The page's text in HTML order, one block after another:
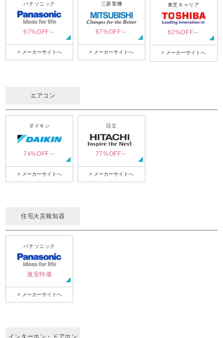
パナソニック
67%OFF～
> メーカーサイトへ
三菱電機
67%OFF～
> メーカーサイトへ
東芝キャリア
62%OFF～
> メーカーサイトへ
エアコン
ダイキン
74%OFF～
> メーカーサイトへ
日立
77%OFF～
> メーカーサイトへ
住宅火災報知器
パナソニック
激安特価
> メーカーサイトへ